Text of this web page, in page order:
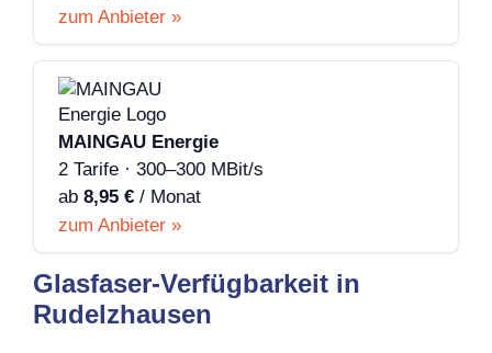
zum Anbieter »
MAINGAU Energie
2 Tarife · 300–300 MBit/s
ab 8,95 € / Monat
zum Anbieter »
Glasfaser-Verfügbarkeit in
Rudelzhausen